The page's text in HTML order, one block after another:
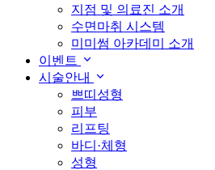
지점 및 의료진 소개
수면마취 시스템
미미썸 아카데미 소개
이벤트
시술안내
쁘띠성형
피부
리프팅
바디·체형
성형